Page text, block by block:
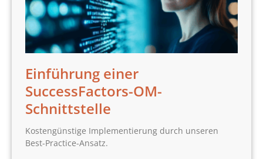
Einführung einer
SuccessFactors-OM-
Schnittstelle
Kostengünstige Implementierung durch unseren
Best-Practice-Ansatz.